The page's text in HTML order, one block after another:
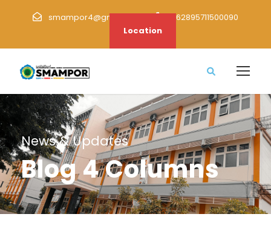
smampor4@gmail.com
+62895711500090
Location
News & Updates
Blog 4 Columns